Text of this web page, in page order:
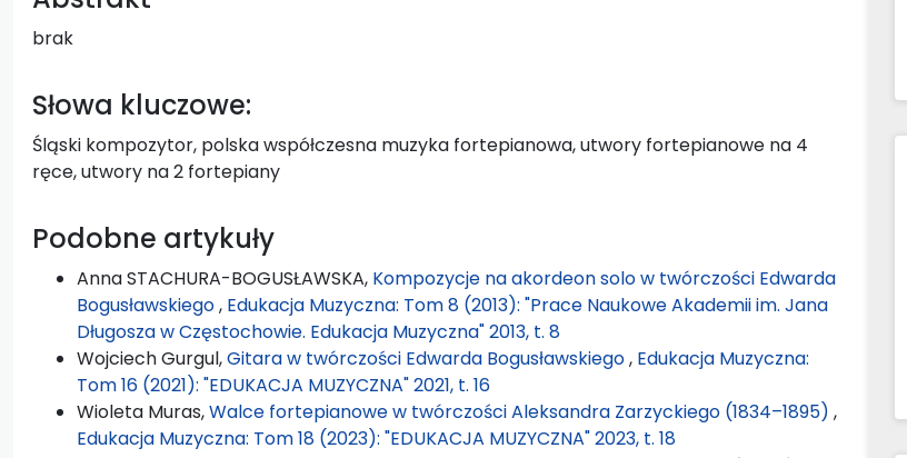
brak
Słowa kluczowe:
Śląski kompozytor, polska współczesna muzyka fortepianowa, utwory fortepianowe na 4
ręce, utwory na 2 fortepiany
Podobne artykuły
Anna STACHURA-BOGUSŁAWSKA, Kompozycje na akordeon solo w twórczości Edwarda
Bogusławskiego, Edukacja Muzyczna: Tom 8 (2013): "Prace Naukowe Akademii im. Jana
Długosza w Częstochowie. Edukacja Muzyczna" 2013, t. 8
Wojciech Gurgul,Gitara w twórczości Edwarda Bogusławskiego, Edukacja Muzyczna:
Tom 16 (2021): "EDUKACJA MUZYCZNA" 2021, t. 16
Wioleta Muras,Walce fortepianowe w twórczości Aleksandra Zarzyckiego (1834–1895) ,
Edukacja Muzyczna: Tom 18 (2023): "EDUKACJA MUZYCZNA" 2023, t. 18